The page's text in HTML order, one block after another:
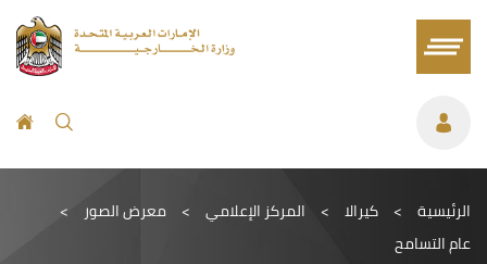
الرئيسية > كيرالا > المركز الإعلامي > معرض الصور
>
عام التسامح